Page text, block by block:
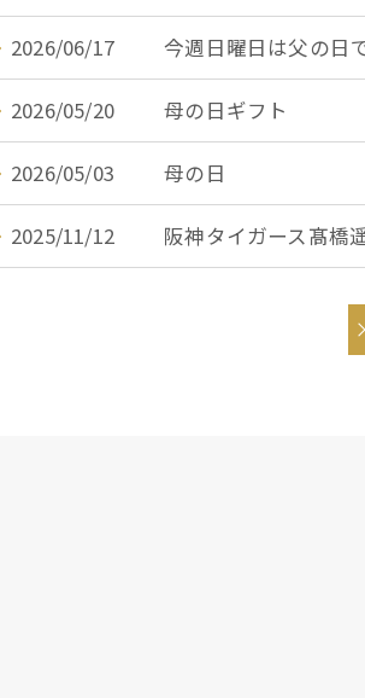
2026/06/17 今週日曜日は父の日
2026/05/20 母の日ギフト
2026/05/03 母の日
2025/11/12 阪神タイガース髙橋